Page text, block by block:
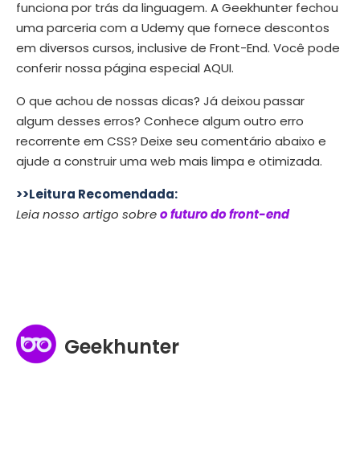
funciona por trás da linguagem. A Geekhunter fechou
uma parceria com a Udemy que fornece descontos
em diversos cursos, inclusive de Front-End. Você pode
conferir nossa página especial AQUI.
O que achou de nossas dicas? Já deixou passar
algum desses erros? Conhece algum outro erro
recorrente em CSS? Deixe seu comentário abaixo e
ajude a construir uma web mais limpa e otimizada.
>>Leitura Recomendada:
Leia nosso artigo sobreo futuro do front-end
Geekhunter